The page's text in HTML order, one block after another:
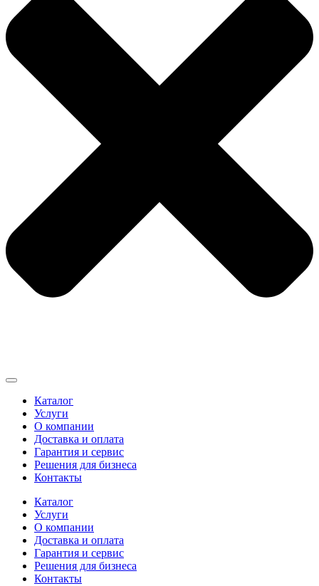
Каталог
Услуги
О компании
Доставка и оплата
Гарантия и сервис
Решения для бизнеса
Контакты
Каталог
Услуги
О компании
Доставка и оплата
Гарантия и сервис
Решения для бизнеса
Контакты